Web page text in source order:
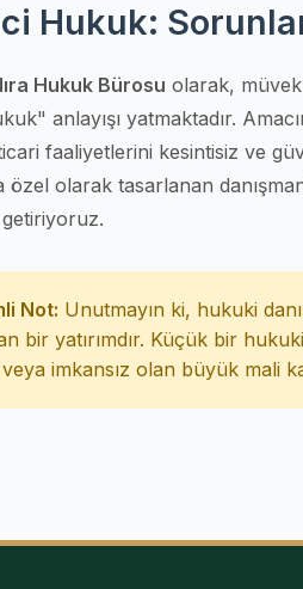
Hukuk:
Hukuk Bürosu olarak,
anlayışı yatmaktadır.
faaliyetlerini kesintisiz ve
özel olarak tasarlanan
Not: Unutmayın ki, hukuki
bir yatırımdır. Küçük bir
imkansız olan büyük mali